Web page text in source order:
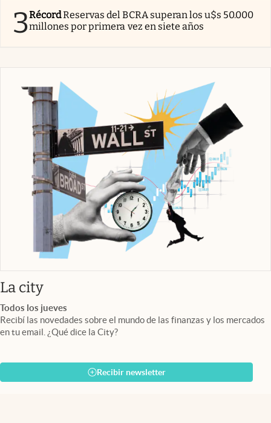
3RécordReservas del BCRA superan los u$s 50.000
millones por primera vez en siete años
La cityabre en nueva pestaña
Todos los jueves
Recibí las novedades sobre el mundo de las finanzas y los mercados
en tu email. ¿Qué dice la City?
Recibir newsletter